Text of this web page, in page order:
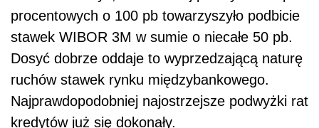
procentowych o 100 pb towarzyszyło podbicie
stawek WIBOR 3M w sumie o niecałe 50 pb.
Dosyć dobrze oddaje to wyprzedzającą naturę
ruchów stawek rynku międzybankowego.
Najprawdopodobniej najostrzejsze podwyżki rat
kredytów już się dokonały.